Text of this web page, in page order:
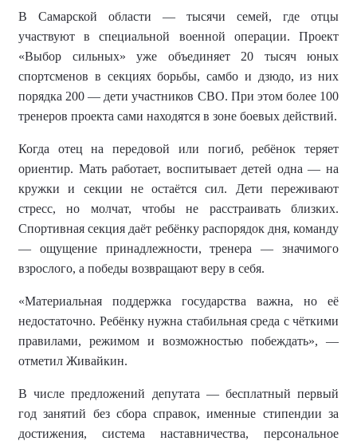
В Самарской области — тысячи семей, где отцы
участвуют в специальной военной операции. Проект
«Выбор сильных» уже объединяет 20 тысяч юных
спортсменов в секциях борьбы, самбо и дзюдо, из них
порядка 200 — дети участников СВО. При этом более 100
тренеров проекта сами находятся в зоне боевых действий.
Когда отец на передовой или погиб, ребёнок теряет
ориентир. Мать работает, воспитывает детей одна — на
кружки и секции не остаётся сил. Дети переживают
стресс, но молчат, чтобы не расстраивать близких.
Спортивная секция даёт ребёнку распорядок дня, команду
— ощущение принадлежности, тренера — значимого
взрослого, а победы возвращают веру в себя.
«Материальная поддержка государства важна, но её
недостаточно. Ребёнку нужна стабильная среда с чёткими
правилами, режимом и возможностью побеждать», —
отметил Живайкин.
В числе предложений депутата — бесплатный первый
год занятий без сбора справок, именные стипендии за
достижения, система наставничества, персональное